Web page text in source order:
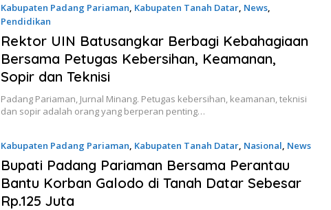
Kabupaten Padang Pariaman, Kabupaten Tanah Datar, News,
Pendidikan
23 November 2024
Rektor UIN Batusangkar Berbagi Kebahagiaan
Bersama Petugas Kebersihan, Keamanan,
Sopir dan Teknisi
Padang Pariaman, Jurnal Minang. Petugas kebersihan, keamanan, teknisi
dan sopir adalah orang yang berperan penting…
Kabupaten Padang Pariaman, Kabupaten Tanah Datar, Nasional, News
4 Juni 2024
Bupati Padang Pariaman Bersama Perantau
Bantu Korban Galodo di Tanah Datar Sebesar
Rp.125 Juta